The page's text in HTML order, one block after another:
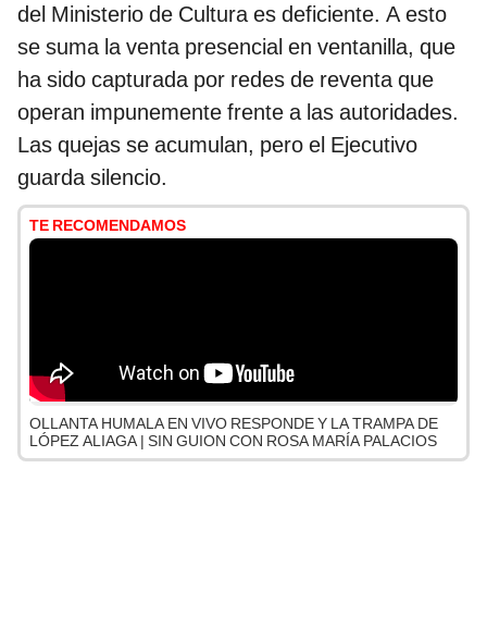
del Ministerio de Cultura es deficiente. A esto
se suma la venta presencial en ventanilla, que
ha sido capturada por redes de reventa que
operan impunemente frente a las autoridades.
Las quejas se acumulan, pero el Ejecutivo
guarda silencio.
TE RECOMENDAMOS
OLLANTA HUMALA EN VIVO RESPONDE Y LA TRAMPA DE
LÓPEZ ALIAGA | SIN GUION CON ROSA MARÍA PALACIOS